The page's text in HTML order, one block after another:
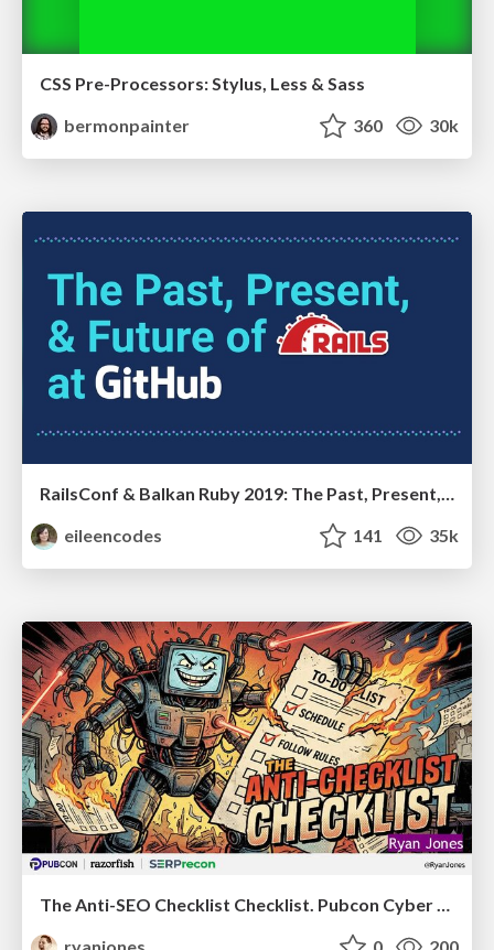
CSS Pre-Processors: Stylus, Less & Sass
bermonpainter
360 30k
RailsConf & Balkan Ruby 2019: The Past, Present, and Future of Rails at GitHub
eileencodes
141 35k
The Anti-SEO Checklist Checklist. Pubcon Cyber Week